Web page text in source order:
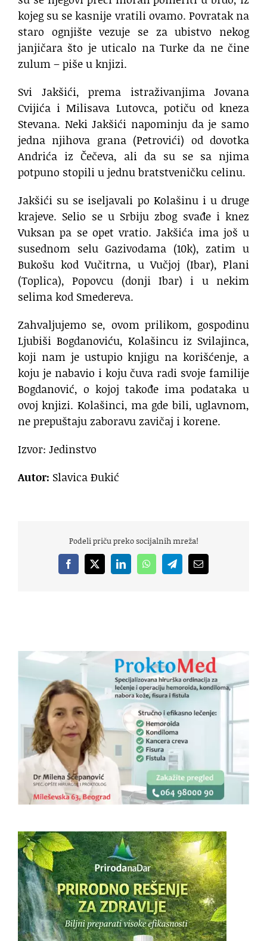
kojeg su se kasnije vratili ovamo. Povratak na
staro ognjište vezuje se za ubistvo nekog
janjičara što je uticalo na Turke da ne čine
zulum – piše u knjizi.
Svi Jakšići, prema istraživanjima Jovana
Cvijića i Milisava Lutovca, potiču od kneza
Stevana. Neki Jakšići napominju da je samo
jedna njihova grana (Petrovići) od dovotka
Andrića iz Čečeva, ali da su se sa njima
potpuno stopili u jednu bratstveničku celinu.
Jakšići su se iseljavali po Kolašinu i u druge
krajeve. Selio se u Srbiju zbog svađe i knez
Vuksan pa se opet vratio. Jakšića ima još u
susednom selu Gazivodama (10k), zatim u
Bukošu kod Vučitrna, u Vučjoj (Ibar), Plani
(Toplica), Popovcu (donji Ibar) i u nekim
selima kod Smedereva.
Zahvaljujemo se, ovom prilikom, gospodinu
Ljubiši Bogdanoviću, Kolašincu iz Svilajinca,
koji nam je ustupio knjigu na korišćenje, a
koju je nabavio i koju čuva radi svoje familije
Bogdanović, o kojoj takođe ima podataka u
ovoj knjizi. Kolašinci, ma gde bili, uglavnom,
ne prepuštaju zaboravu zavičaj i korene.
Izvor: Jedinstvo
Autor: Slavica Đukić
Podeli priču preko socijalnih mreža!
Facebook
X LinkedInWhatsAppTelegramEmail